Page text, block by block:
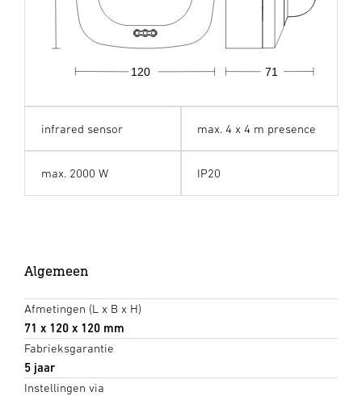
71
120
infrared sensor max. 4 x 4 m presence
max. 2000 W IP20
Algemeen
Afmetingen (L x B x H)
71 x 120 x 120 mm
Fabrieksgarantie
5 jaar
Instellingen via